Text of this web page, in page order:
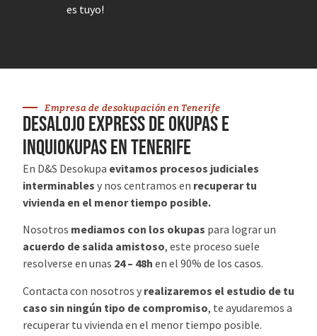
es tuyo!
Empresa de desokupación en Tenerife
desalojo express de okupas e
inquiokupas en Tenerife
En D&S Desokupa evitamos procesos judiciales
interminables y nos centramos en recuperar tu
vivienda en el menor tiempo posible.
Nosotros mediamos con los okupas para lograr un
acuerdo de salida amistoso, este proceso suele
resolverse en unas 24 – 48h en el 90% de los casos.
Contacta con nosotros y realizaremos el estudio de tu
caso sin ningún tipo de compromiso, te ayudaremos a
recuperar tu vivienda en el menor tiempo posible.